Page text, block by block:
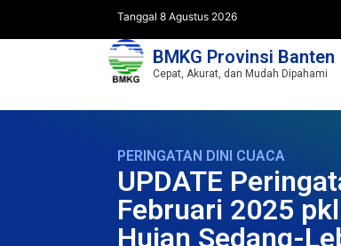
Tanggal 8 Agustus 2026
BMKG Provinsi Banten
Cepat, Akurat, dan Mudah Dipahami
PERINGATAN DINI CUACA
UPDATE
Februari 2025
Hujan Sedang-